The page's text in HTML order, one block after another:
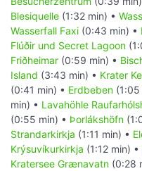
Blesiquelle (1:32 min) •
Wasserfall Faxi (0:43 min) •
Flúðir und Secret Lagoon
Friðheimar (0:59 min) •
Island (3:43 min) • Krater
(0:41 min) • Erdbeben (1:05
min) • Lavahöhle
(0:55 min) • Þorlákshöfn
Strandarkirkja (1:11 min) •
Krýsuvíkurkirkja (1:12 min) •
Kratersee Grænavatn (0:28